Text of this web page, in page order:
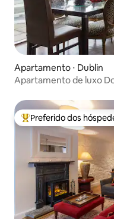
Apartamento ⋅ Dublin
Apartamento de luxo
Entre os melhores
Preferido dos